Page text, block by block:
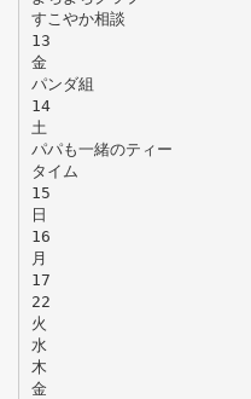
すこやか相談
13
金
パンダ組
14
土
パパも一緒のティー
タイム
15
日
16
月
17
22
火
水
木
金